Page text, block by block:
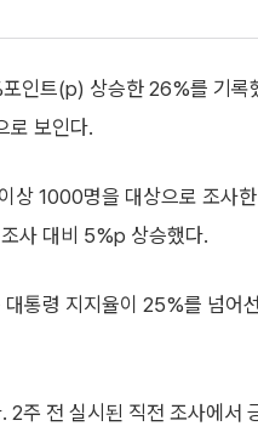
인트(p) 상승한 26%를 기
로 보인다.
상 1000명을 대상으로 조사
사 대비 5%p 상승했다.
통령 지지율이 25%를 넘어
주 전 실시된 직전 조사에서